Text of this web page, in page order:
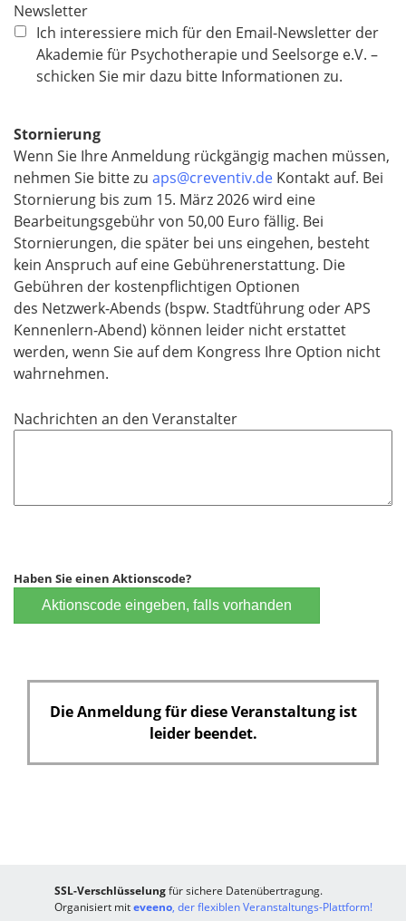
Newsletter
Ich interessiere mich für den Email-Newsletter der
Akademie für Psychotherapie und Seelsorge e.V. –
schicken Sie mir dazu bitte Informationen zu.
Stornierung
Wenn Sie Ihre Anmeldung rückgängig machen müssen,
nehmen Sie bitte zu aps@creventiv.de Kontakt auf. Bei
Stornierung bis zum 15. März 2026 wird eine
Bearbeitungsgebühr von 50,00 Euro fällig. Bei
Stornierungen, die später bei uns eingehen, besteht
kein Anspruch auf eine Gebührenerstattung. Die
Gebühren der kostenpflichtigen Optionen
des Netzwerk-Abends (bspw. Stadtführung oder APS
Kennenlern-Abend) können leider nicht erstattet
werden, wenn Sie auf dem Kongress Ihre Option nicht
wahrnehmen.
Nachrichten an den Veranstalter
Haben Sie einen Aktionscode?
Aktionscode eingeben, falls vorhanden
Die Anmeldung für diese Veranstaltung ist
leider beendet.
SSL-Verschlüsselungfür sichere Datenübertragung.
Organisiert miteveeno, der flexiblen Veranstaltungs-Plattform!